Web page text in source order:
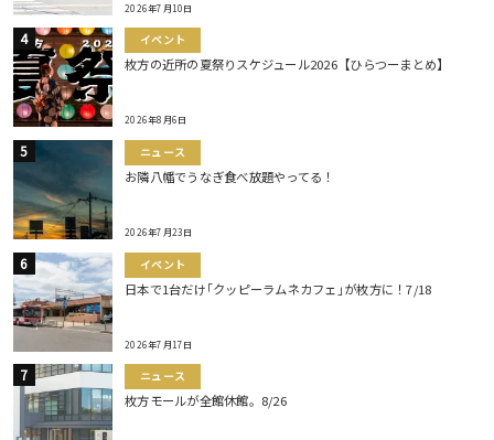
2026年7月10日
イベント
枚方の近所の夏祭りスケジュール2026【ひらつーまとめ】
2026年8月6日
ニュース
お隣八幡でうなぎ食べ放題やってる！
2026年7月23日
イベント
日本で1台だけ｢クッピーラムネカフェ｣が枚方に！7/18
2026年7月17日
ニュース
枚方モールが全館休館。8/26